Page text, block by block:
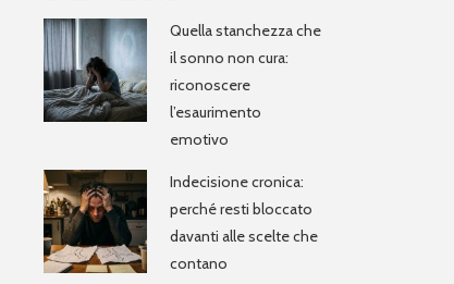
Quella stanchezza che
il sonno non cura:
riconoscere
l’esaurimento
emotivo
Indecisione cronica:
perché resti bloccato
davanti alle scelte che
contano